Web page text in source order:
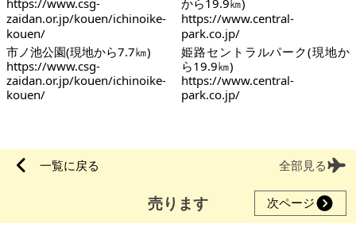
市ノ池公園(現地から7.7㎞)
https://www.csg-
zaidan.or.jp/kouen/ichinoike-
kouen/
姫路セントラルパーク(現地か
ら19.9㎞)
https://www.central-
park.co.jp/
一覧に戻る 全部見る
売ります 次ページ